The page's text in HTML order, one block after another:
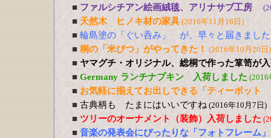
■ ファルシチアン絵画絨毯、アリナサブ工房
■ 天然木 ヒノキ材の家具 (2016年11月16日)
■ 輪島塗の「ぐい呑み」 が、早々と届きました
■ 桐の「米びつ」がやってきた！ (2016年10月20日)
■ ヤマグチ・オリジナル、総桐で作った箪笥が
■ Germany ランチナプキン 入荷しました (2016
■ お気軽に揃えてお出しできる「ティーポッ
■ 古典柄も たまにはいいですね (2016年10月7日)
■ ツリーのオーナメント（装飾）入荷しました
■ 音楽の発表会にぴったりな「フォトフレーム